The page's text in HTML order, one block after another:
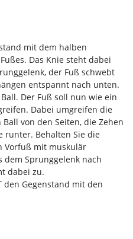
mit dem halben
Das Knie steht dabei
der Fuß schwebt
entspannt nach unten.
Der Fuß soll nun wie ein
Dabei umgreifen die
von den Seiten, die Zehen
runter. Behalten Sie die
Vorfuß mit muskulär
dem Sprunggelenk nach
dabei zu.
den Gegenstand mit den